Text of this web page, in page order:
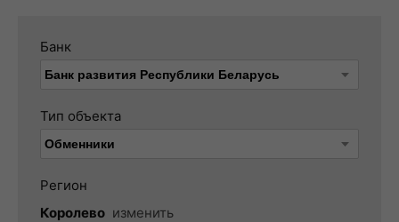
Банк
Тип объекта
Регион
Королево изменить